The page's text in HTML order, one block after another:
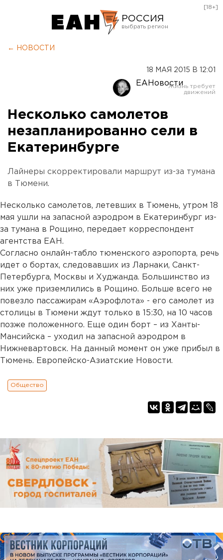
РОССИЯ
Оренбург
[18+]
← НОВОСТИ
18 МАЯ 2015 В 12:01
ЕАНовости
Несколько самолетов
незапланированно сели в
Екатеринбурге
Лайнеры скорректировали маршрут из-за тумана
в Тюмени.
Несколько самолетов, летевших в Тюмень, утром 18
мая ушли на запасной аэродром в Екатеринбург из-
за тумана в Рощино, передает корреспондент
агентства ЕАН.
Согласно онлайн-табло тюменского аэропорта, речь
идет о бортах, следовавших из Ларнаки, Санкт-
Петербурга, Москвы и Худжанда. Большинство из
них уже приземлились в Рощино. Больше всего не
повезло пассажирам «Аэрофлота» - его самолет из
столицы в Тюмени ждут только в 15:30, на 10 часов
позже положенного. Еще один борт – из Ханты-
Мансийска – уходил на запасной аэродром в
Нижневартовск. На данный момент он уже прибыл в
Тюмень. Европейско-Азиатские Новости.
Общество